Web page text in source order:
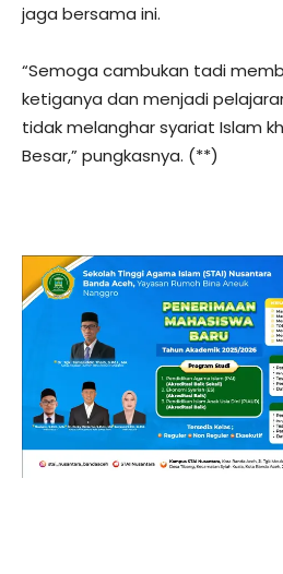
jaga bersama ini.
“Semoga cambukan tadi
ketiganya dan menjadi
tidak melanghar syariat Islam
Besar,” pungkasnya. (**)